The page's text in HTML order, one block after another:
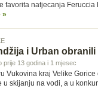
favorita natjecanja
»
i Urban
prije 13 godina i 1 mjesec
Vukovina kraj Velike
u skijanju na vodi, a u